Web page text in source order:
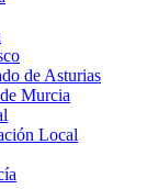
de Asturias
Murcia
Local